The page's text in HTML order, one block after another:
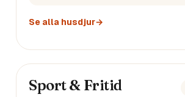
Se alla husdjur→
Sport & Fritid